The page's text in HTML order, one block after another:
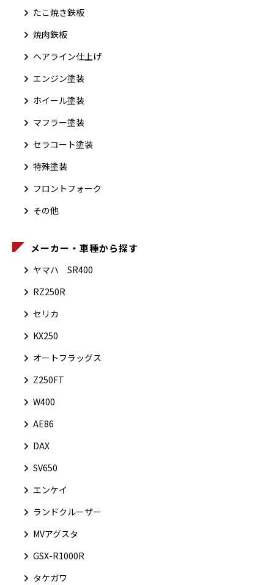
たこ焼き鉄板
焼肉鉄板
ヘアライン仕上げ
エンジン塗装
ホイール塗装
マフラー塗装
セラコート塗装
特殊塗装
フロントフォーク
その他
メーカー・車種から探す
ヤマハ SR400
RZ250R
セリカ
KX250
オートフラッグス
Z250FT
W400
AE86
DAX
SV650
エンケイ
ランドクルーザー
MVアグスタ
GSX-R1000R
タケガワ